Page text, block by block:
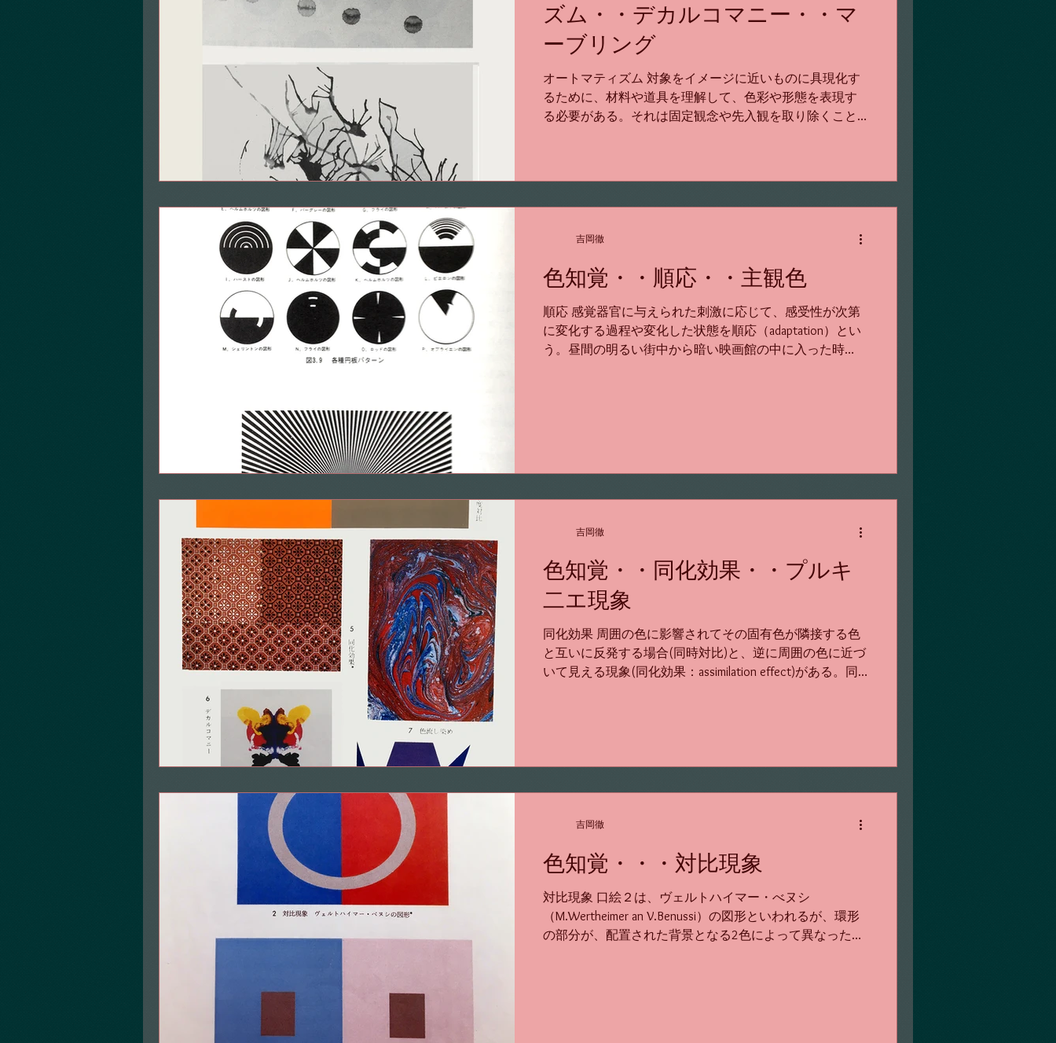
ズム・・デカルコマニー・・マ
ーブリング
オートマティズム 対象をイメージに近いものに具現化す
るために、材料や道具を理解して、色彩や形態を表現す
る必要がある。それは固定観念や先入観を取り除くこと
色知覚・・順応・・主観色
順応 感覚器官に与えられた刺激に応じて、感受性が次第
に変化する過程や変化した状態を順応（adaptation）とい
う。昼間の明るい街中から暗い映画館の中に入った時
吉岡徹
色知覚・・同化効果・・プルキ
二エ現象
同化効果 周囲の色に影響されてその固有色が隣接する色
と互いに反発する場合(同時対比)と、逆に周囲の色に近づ
いて見える現象(同化効果：assimilation effect)がある。同
吉岡徹
色知覚・・・対比現象
対比現象 口絵２は、ヴェルトハイマー・べヌシ
（M.Wertheimer an V.Benussi）の図形といわれるが、環形
の部分が、配置された背景となる2色によって異なった色
吉岡徹